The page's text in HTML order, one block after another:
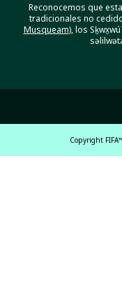
Reconocemos que
tradicionales no
Musqueam), los
Copyright